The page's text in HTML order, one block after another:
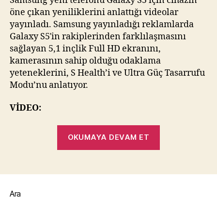
öne çıkan yeniliklerini anlattığı videolar
yayınladı. Samsung yayınladığı reklamlarda
Galaxy S5′in rakiplerinden farklılaşmasını
sağlayan 5,1 inçlik Full HD ekranını,
kamerasının sahip olduğu odaklama
yeteneklerini, S Health’i ve Ultra Güç Tasarrufu
Modu’nu anlatıyor.
VİDEO:
OKUMAYA DEVAM ET
Ara